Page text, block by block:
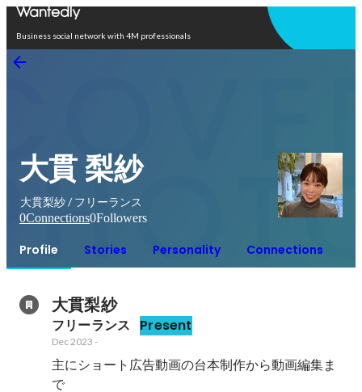
Business social network with 4M professionals
大貫 梨紗
大貫梨紗 / フリーランス
0Connections0Followers
Profile Stories Personality Connections
大貫梨紗
フリーランス Present
Dec 2023 -
主にショート広告動画の台本制作から動画編集ま
で